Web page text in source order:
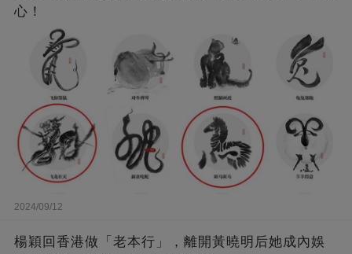
心！
2024/09/12
楊穎回香港做「老本行」，離開黃曉明后她成內娛